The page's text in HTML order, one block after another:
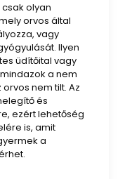
olyan
orvos által
vagy
Ilyen
üdítőital vagy
a nem
nem tilt. Az
és
ezért lehetőség
is, amit
a